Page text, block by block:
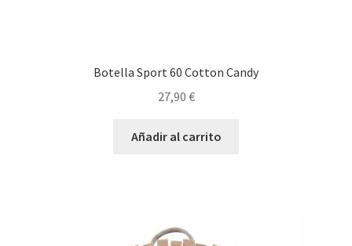
Botella Sport 60 Cotton Candy
27,90 €
Añadir al carrito